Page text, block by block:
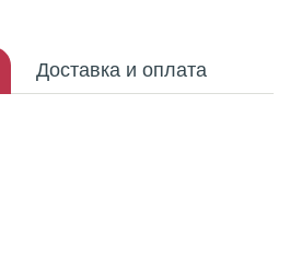
Доставка и оплата